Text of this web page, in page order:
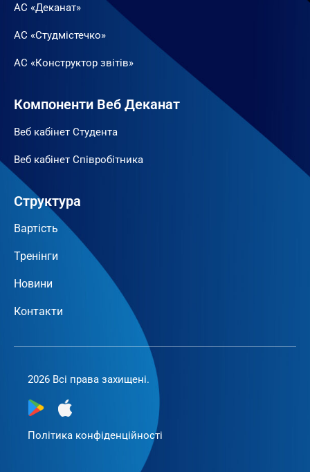
АС «Деканат»
АС «Студмістечко»
АС «Конструктор звітів»
Компоненти Веб Деканат
Веб кабінет Студента
Веб кабінет Співробітника
Структура
Вартість
Тренінги
Новини
Контакти
2026 Всі права захищені.
Політика конфіденційності